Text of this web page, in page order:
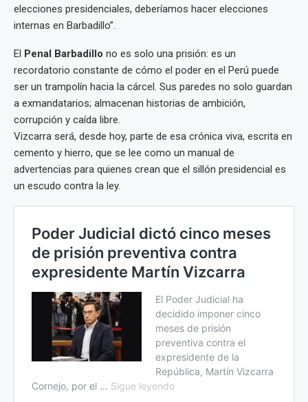
elecciones presidenciales, deberíamos hacer elecciones
internas en Barbadillo”.
El Penal Barbadillo no es solo una prisión: es un
recordatorio constante de cómo el poder en el Perú puede
ser un trampolín hacia la cárcel. Sus paredes no solo guardan
a exmandatarios; almacenan historias de ambición,
corrupción y caída libre.
Vizcarra será, desde hoy, parte de esa crónica viva, escrita en
cemento y hierro, que se lee como un manual de
advertencias para quienes crean que el sillón presidencial es
un escudo contra la ley.